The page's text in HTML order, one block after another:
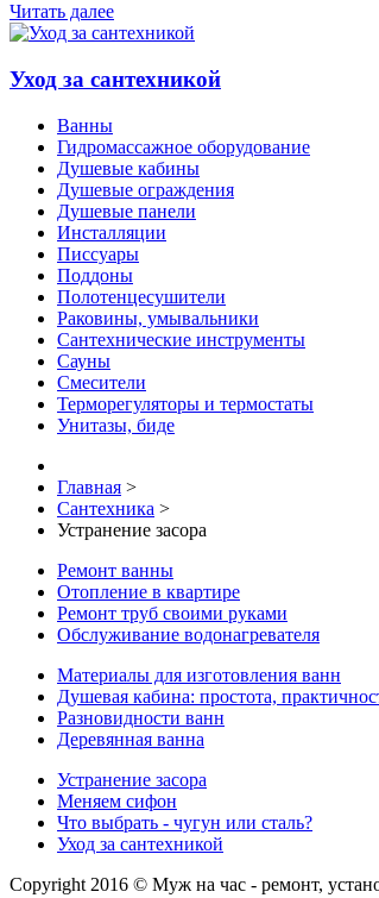
Читать далее
Уход за сантехникой
Ванны
Гидромассажное оборудование
Душевые кабины
Душевые ограждения
Душевые панели
Инсталляции
Писсуары
Поддоны
Полотенцесушители
Раковины, умывальники
Сантехнические инструменты
Сауны
Смесители
Терморегуляторы и термостаты
Унитазы, биде
Главная >
Сантехника >
Устранение засора
Ремонт ванны
Отопление в квартире
Ремонт труб своими руками
Обслуживание водонагревателя
Материалы для изготовления ванн
Душевая кабина: простота,
Разновидности ванн
Деревянная ванна
Устранение засора
Меняем сифон
Что выбрать - чугун или сталь?
Уход за сантехникой
Copyright 2016 © Муж на час - ремонт,